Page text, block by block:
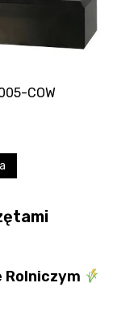
COW
Rolniczym